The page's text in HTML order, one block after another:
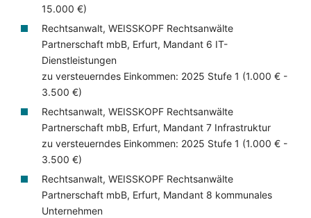
15.000 €)
Rechtsanwalt, WEISSKOPF Rechtsanwälte
Partnerschaft mbB, Erfurt, Mandant 6 IT-
Dienstleistungen
zu versteuerndes Einkommen: 2025 Stufe 1 (1.000 € -
3.500 €)
Rechtsanwalt, WEISSKOPF Rechtsanwälte
Partnerschaft mbB, Erfurt, Mandant 7 Infrastruktur
zu versteuerndes Einkommen: 2025 Stufe 1 (1.000 € -
3.500 €)
Rechtsanwalt, WEISSKOPF Rechtsanwälte
Partnerschaft mbB, Erfurt, Mandant 8 kommunales
Unternehmen